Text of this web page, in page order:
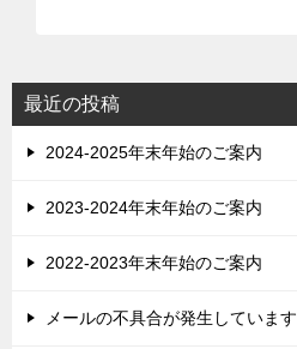
最近の投稿
2024-2025年末年始のご案内
2023-2024年末年始のご案内
2022-2023年末年始のご案内
メールの不具合が発生しています